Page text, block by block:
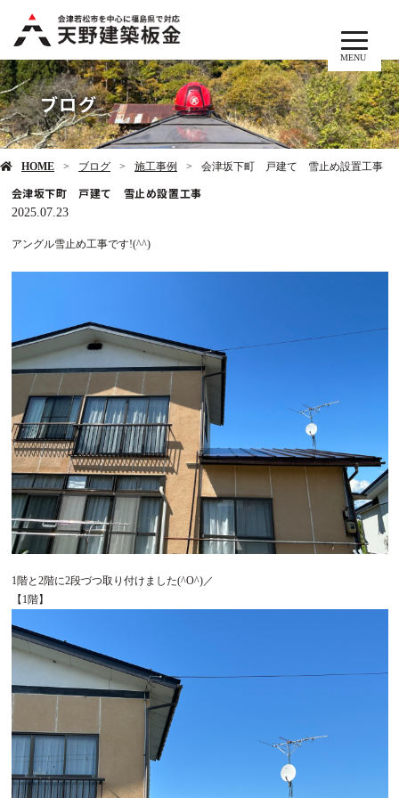
MENU
ブログ
HOME ブログ 施工事例 会津坂下町 戸建て 雪止め設置工事
会津坂下町 戸建て 雪止め設置工事
2025.07.23
アングル雪止め工事です!(^^)
1階と2階に2段づつ取り付けました(^O^)／
【1階】